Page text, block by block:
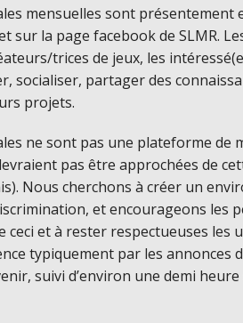
mensuelles sont
sur la page facebook de SLMR.
trices de jeux, les
socialiser, partager des
projets.
ne sont pas une plateforme de
pas être approchées de
Nous cherchons à créer un
et encourageons les
ceci et à rester respectueuses les
typiquement par les annonces
suivi d’environ une demi heure